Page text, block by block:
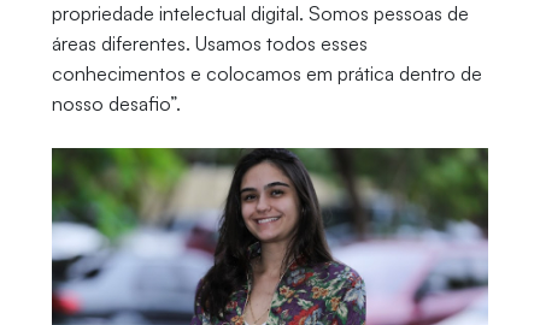
propriedade intelectual digital. Somos pessoas de
áreas diferentes. Usamos todos esses
conhecimentos e colocamos em prática dentro de
nosso desafio”.